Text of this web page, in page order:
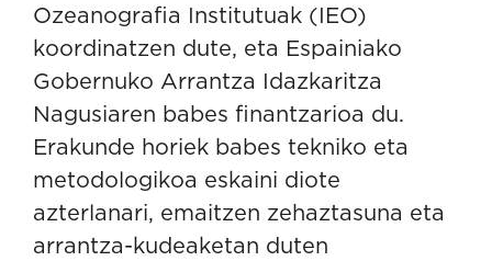
Ozeanografia Institutuak (IEO)
koordinatzen dute, eta Espainiako
Gobernuko Arrantza Idazkaritza
Nagusiaren babes finantzarioa du.
Erakunde horiek babes tekniko eta
metodologikoa eskaini diote
azterlanari, emaitzen zehaztasuna eta
arrantza-kudeaketan duten